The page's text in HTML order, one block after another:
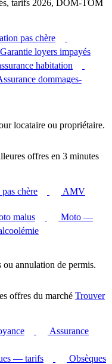
tarifs 2026, DOM-TOM
pas chère
Garantie loyers impayés
habitation
dommages-
locataire ou propriétaire.
offres en 3 minutes
chère
AMV
malus
Moto —
annulation de permis.
offres du marché Trouver
Assurance
— tarifs
Obsèques